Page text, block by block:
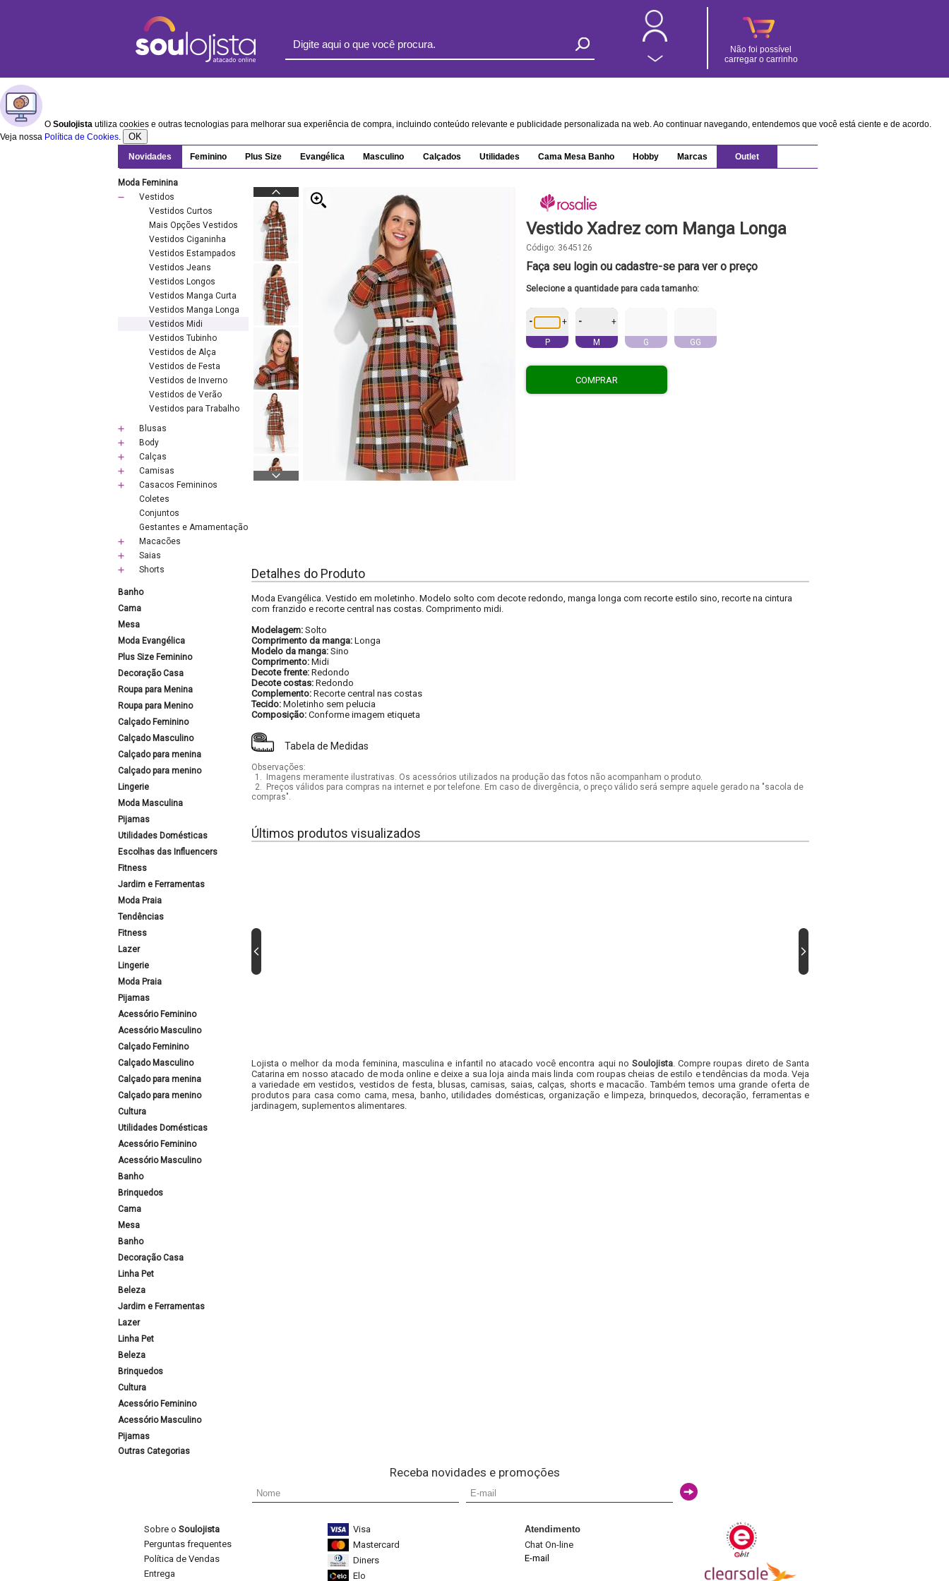
Não foi possível
carregar o carrinho
O Soulojista utiliza cookies e outras tecnologias para melhorar sua experiência de compra, incluindo conteúdo relevante e publicidade personalizada na web. Ao continuar navegando, entendemos que você está ciente e de acordo.
Veja nossa Política de Cookies. OK
Novidades Feminino Plus Size Evangélica Masculino Calçados Utilidades Cama Mesa Banho Hobby Marcas Outlet
Moda Feminina
Vestidos
Vestidos Curtos
Mais Opções Vestidos
Vestidos Ciganinha
Vestidos Estampados
Vestidos Jeans
Vestidos Longos
Vestidos Manga Curta
Vestidos Manga Longa
Vestidos Midi
Vestidos Tubinho
Vestidos de Alça
Vestidos de Festa
Vestidos de Inverno
Vestidos de Verão
Vestidos para Trabalho
Blusas
Body
Calças
Camisas
Casacos Femininos
Coletes
Conjuntos
Gestantes e Amamentação
Macacões
Saias
Shorts
Banho
Cama
Mesa
Moda Evangélica
Plus Size Feminino
Decoração Casa
Roupa para Menina
Roupa para Menino
Calçado Feminino
Calçado Masculino
Calçado para menina
Calçado para menino
Lingerie
Moda Masculina
Pijamas
Utilidades Domésticas
Escolhas das Influencers
Fitness
Jardim e Ferramentas
Moda Praia
Tendências
Fitness
Lazer
Lingerie
Moda Praia
Pijamas
Acessório Feminino
Acessório Masculino
Calçado Feminino
Calçado Masculino
Calçado para menina
Calçado para menino
Cultura
Utilidades Domésticas
Acessório Feminino
Acessório Masculino
Banho
Brinquedos
Cama
Mesa
Banho
Decoração Casa
Linha Pet
Beleza
Jardim e Ferramentas
Lazer
Linha Pet
Beleza
Brinquedos
Cultura
Acessório Feminino
Acessório Masculino
Pijamas
Outras Categorias
Vestido Xadrez com Manga Longa
Código: 3645126
Faça seu login ou cadastre-se para ver o preço
Selecione a quantidade para cada tamanho:
- +
P
- +
M G GG
COMPRAR
Detalhes do Produto
Moda Evangélica. Vestido em moletinho. Modelo solto com decote redondo, manga longa com recorte estilo sino, recorte na cintura
com franzido e recorte central nas costas. Comprimento midi.
Modelagem: Solto
Comprimento da manga: Longa
Modelo da manga: Sino
Comprimento: Midi
Decote frente: Redondo
Decote costas: Redondo
Complemento: Recorte central nas costas
Tecido: Moletinho sem pelucia
Composição: Conforme imagem etiqueta
Tabela de Medidas
Observações:
1.
Imagens meramente ilustrativas. Os acessórios utilizados na produção das fotos não acompanham o produto.
2.
Preços válidos para compras na internet e por telefone. Em caso de divergência, o preço válido será sempre aquele gerado na "sacola de
compras".
Últimos produtos visualizados
Lojista o melhor da moda feminina, masculina e infantil no atacado você encontra aqui no Soulojista. Compre roupas direto de Santa
Catarina em nosso atacado de moda online e deixe a sua loja ainda mais linda com roupas cheias de estilo e tendências da moda. Veja
a variedade em vestidos, vestidos de festa, blusas, camisas, saias, calças, shorts e macacão. Também temos uma grande oferta de
produtos para casa como cama, mesa, banho, utilidades domésticas, organização e limpeza, brinquedos, decoração, ferramentas e
jardinagem, suplementos alimentares.
Receba novidades e promoções
Sobre o Soulojista
Perguntas frequentes
Política de Vendas
Entrega
Visa
Mastercard
Diners
Elo
Atendimento
Chat On-line
E-mail